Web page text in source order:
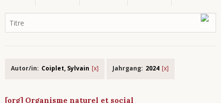
Autor/in: Coiplet, Sylvain Jahrgang: 2024
[org] Organisme naturel et social